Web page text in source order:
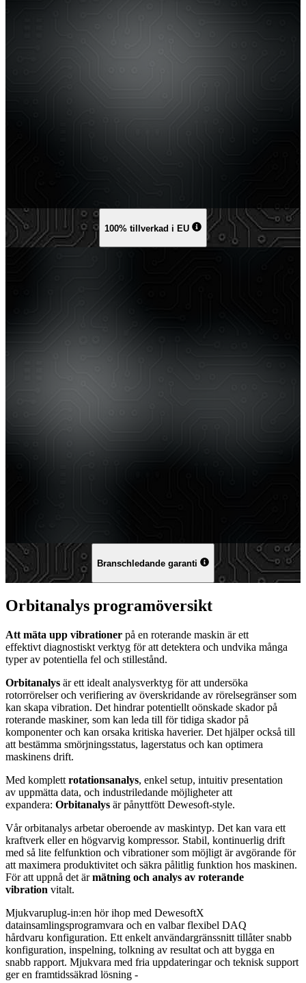
100% tillverkad i EU
Branschledande garanti
Orbitanalys programöversikt
Att mäta upp vibrationer på en roterande maskin är ett
effektivt diagnostiskt verktyg för att detektera och undvika många
typer av potentiella fel och stillestånd.
Orbitanalys är ett idealt analysverktyg för att undersöka
rotorrörelser och verifiering av överskridande av rörelsegränser som
kan skapa vibration. Det hindrar potentiellt oönskade skador på
roterande maskiner, som kan leda till för tidiga skador på
komponenter och kan orsaka kritiska haverier. Det hjälper också till
att bestämma smörjningsstatus, lagerstatus och kan optimera
maskinens drift.
Med komplett rotationsanalys, enkel setup, intuitiv presentation
av uppmätta data, och industriledande möjligheter att
expandera: Orbitanalys är pånyttfött Dewesoft-style.
Vår orbitanalys arbetar oberoende av maskintyp. Det kan vara ett
kraftverk eller en högvarvig kompressor. Stabil, kontinuerlig drift
med så lite felfunktion och vibrationer som möjligt är avgörande för
att maximera produktivitet och säkra pålitlig funktion hos maskinen.
För att uppnå det ärmätning och analys av roterande
vibration vitalt.
Mjukvaruplug-in:en hör ihop med DewesoftX
datainsamlingsprogramvara och en valbar flexibel DAQ
hårdvaru konfiguration. Ett enkelt användargränssnitt tillåter snabb
konfiguration, inspelning, tolkning av resultat och att bygga en
snabb rapport. Mjukvara med fria uppdateringar och teknisk support
ger en framtidssäkrad lösning -